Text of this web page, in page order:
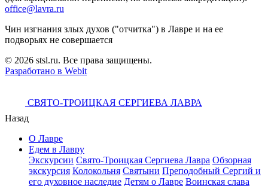
office@lavra.ru
Чин изгнания злых духов ("отчитка") в Лавре и на ее
подворьях не совершается
© 2026 stsl.ru. Все права защищены.
Разработано в Webit
СВЯТО-ТРОИЦКАЯ СЕРГИЕВА ЛАВРА
Назад
О Лавре
Едем в Лавру
Экскурсии Свято-Троицкая Сергиева Лавра Обзорная
экскурсия Колокольня Святыни Преподобный Сергий и
его духовное наследие Детям о Лавре Воинская слава